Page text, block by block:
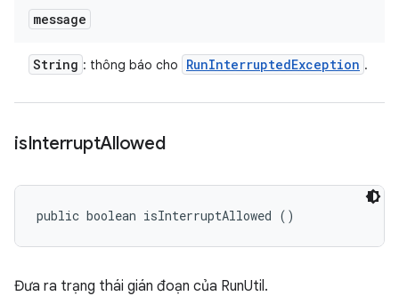
message
String : thông báo cho RunInterruptedException .
isInterruptAllowed
public boolean isInterruptAllowed ()
Đưa ra trạng thái gián đoạn của RunUtil.